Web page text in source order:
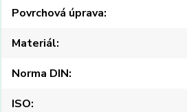
Povrchová úprava
Materiál
Norma DIN
ISO